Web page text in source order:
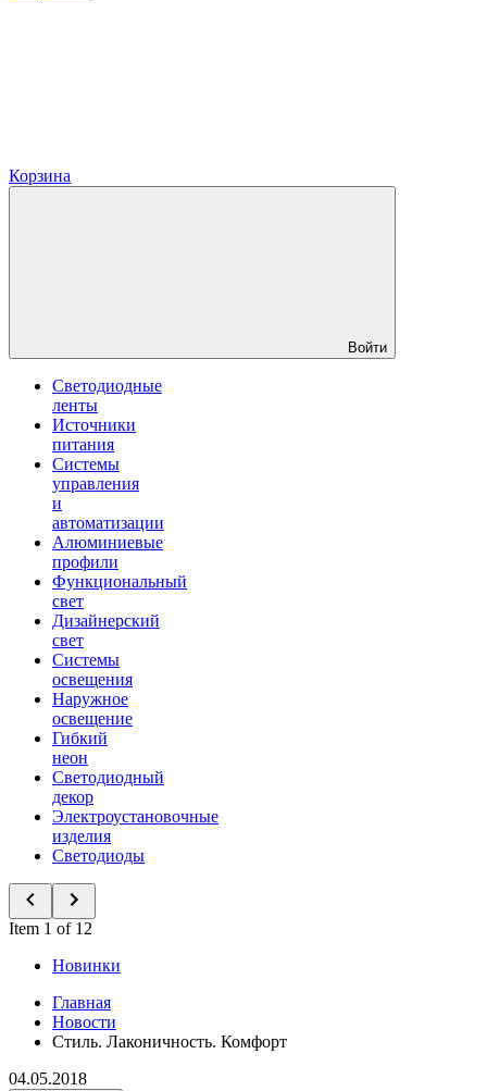
Корзина
Войти
Светодиодные
ленты
Источники
питания
Системы
управления
и
автоматизации
Алюминиевые
профили
Функциональный
свет
Дизайнерский
свет
Системы
освещения
Наружное
освещение
Гибкий
неон
Светодиодный
декор
Электроустановочные
изделия
Светодиоды
Item 1 of 12
Новинки
Главная
Новости
Стиль. Лаконичность. Комфорт
04.05.2018